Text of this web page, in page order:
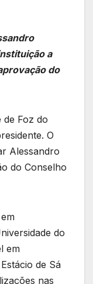
a
do
de Foz do
O
Alessandro
do Conselho
do
em
de Sá
nas